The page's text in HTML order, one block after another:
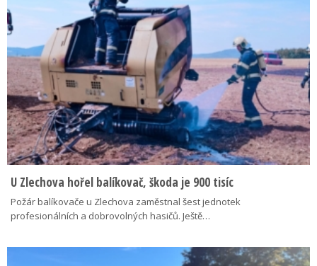
U Zlechova hořel balíkovač, škoda je 900 tisíc
Požár balíkovače u Zlechova zaměstnal šest jednotek
profesionálních a dobrovolných hasičů. Ještě…